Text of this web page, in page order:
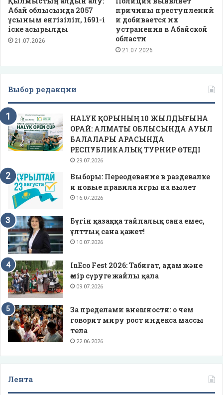
Абай облысында 2057
ұсыным енгізіліп, 1691-і
іске асырылды
21.07.2026
причины преступлений
и добивается их
устранения в Абайской
области
21.07.2026
Выбор редакции
HALYK ҚОРЫНЫҢ 10 ЖЫЛДЫҒЫНА
ОРАЙ: АЛМАТЫ ОБЛЫСЫНДА АУЫЛ
БАЛАЛАРЫ АРАСЫНДА
РЕСПУБЛИКАЛЫҚ ТУРНИР ӨТЕДІ
29.07.2026
Выборы: Переодевание в раздевалке
и новые правила игры на вылет
16.07.2026
Бүгін қазаққа тайпалық сана емес,
ұлттық сана қажет!
10.07.2026
InEco Fest 2026: Табиғат, адам және
өмір сүруге жайлы қала
09.07.2026
За пределами внешности: о чем
говорит миру рост индекса массы
тела
22.06.2026
Лента